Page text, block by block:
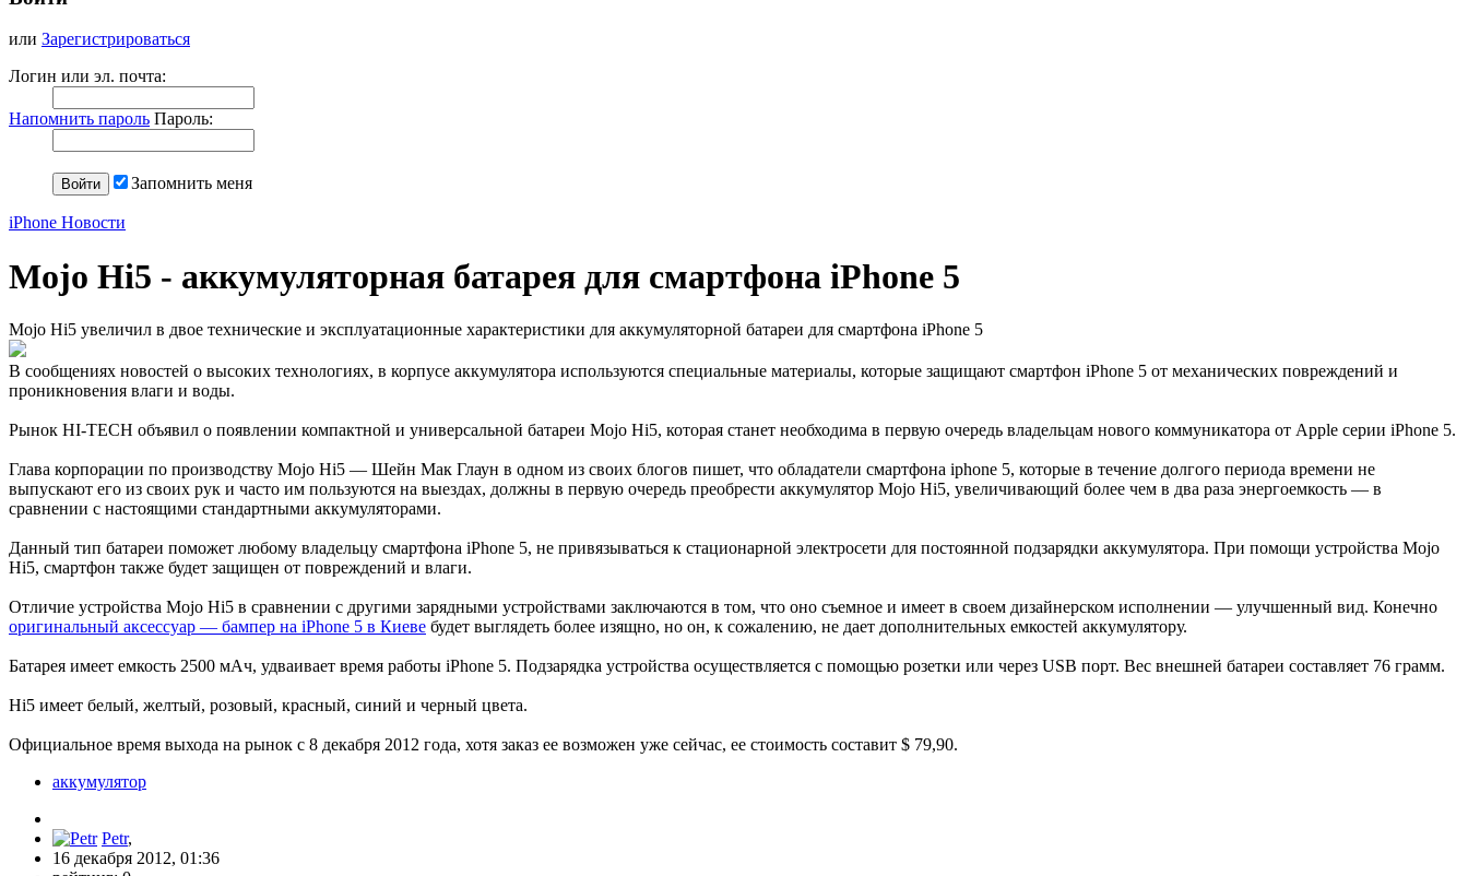
или Зарегистрироваться
Логин или эл. почта:
Напомнить пароль Пароль:
Запомнить меня
iPhone Новости
Mojo Hi5 - аккумуляторная батарея для смартфона iPhone 5
Mojo Hi5 увеличил в двое технические и эксплуатационные характеристики для аккумуляторной батареи для смартфона iPhone 5
В сообщениях новостей о высоких технологиях, в корпусе аккумулятора используются специальные материалы, которые защищают смартфон iPhone 5 от механических повреждений и
проникновения влаги и воды.
Рынок HI-TECH объявил о появлении компактной и универсальной батареи Mojo Hi5, которая станет необходима в первую очередь владельцам нового коммуникатора от Apple серии iPhone 5.
Глава корпорации по производству Mojo Hi5 — Шейн Мак Глаун в одном из своих блогов пишет, что обладатели смартфона iphone 5, которые в течение долгого периода времени не
выпускают его из своих рук и часто им пользуются на выездах, должны в первую очередь преобрести аккумулятор Mojo Hi5, увеличивающий более чем в два раза энергоемкость — в
сравнении с настоящими стандартными аккумуляторами.
Данный тип батареи поможет любому владельцу смартфона iPhone 5, не привязываться к стационарной электросети для постоянной подзарядки аккумулятора. При помощи устройства Mojo
Hi5, смартфон также будет защищен от повреждений и влаги.
Отличие устройства Mojo Hi5 в сравнении с другими зарядными устройствами заключаются в том, что оно съемное и имеет в своем дизайнерском исполнении — улучшенный вид. Конечно
оригинальный аксессуар — бампер на iPhone 5 в Киеве будет выглядеть более изящно, но он, к сожалению, не дает дополнительных емкостей аккумулятору.
Батарея имеет емкость 2500 мАч, удваивает время работы iPhone 5. Подзарядка устройства осуществляется с помощью розетки или через USB порт. Вес внешней батареи составляет 76 грамм.
Hi5 имеет белый, желтый, розовый, красный, синий и черный цвета.
Официальное время выхода на рынок с 8 декабря 2012 года, хотя заказ ее возможен уже сейчас, ее стоимость составит $ 79,90.
аккумулятор
Petr,
16 декабря 2012, 01:36